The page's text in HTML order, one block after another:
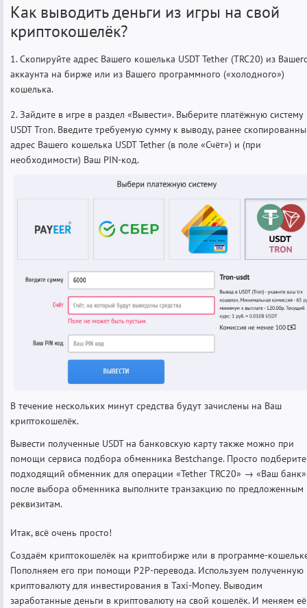
Как выводить деньги из игры на свой
криптокошелёк?
1. Скопируйте адрес Вашего кошелька USDT Tether (TRC20) из
аккаунта на бирже или из Вашего программного («холодного»)
кошелька.
2. Зайдите в игре в раздел «Вывести». Выберите платёжную систему
USDT Tron. Введите требуемую сумму к выводу, ранее
адрес Вашего кошелька USDT Tether (в поле «Счёт») и (при
необходимости) Ваш PIN-код.
В течение нескольких минут средства будут зачислены на Ваш
криптокошелёк.
Вывести полученные USDT на банковскую карту также можно при
помощи сервиса подбора обменника Bestchange. Просто подберите
подходящий обменник для операции «Tether TRC20» → «Ваш
после выбора обменника выполните транзакцию по предложенным
реквизитам.
Итак, всё очень просто!
Создаём криптокошелёк на криптобирже или в программе-
Пополняем его при помощи P2P-перевода. Используем полученную
криптовалюту для инвестирования в Taxi-Money. Выводим
заработанные деньги в криптовалюту на свой кошелёк. И меняем её